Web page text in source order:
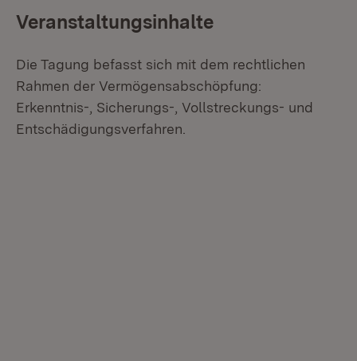
Veranstaltungsinhalte
Die Tagung befasst sich mit dem rechtlichen
Rahmen der Vermögensabschöpfung:
Erkenntnis-, Sicherungs-, Vollstreckungs- und
Entschädigungsverfahren.